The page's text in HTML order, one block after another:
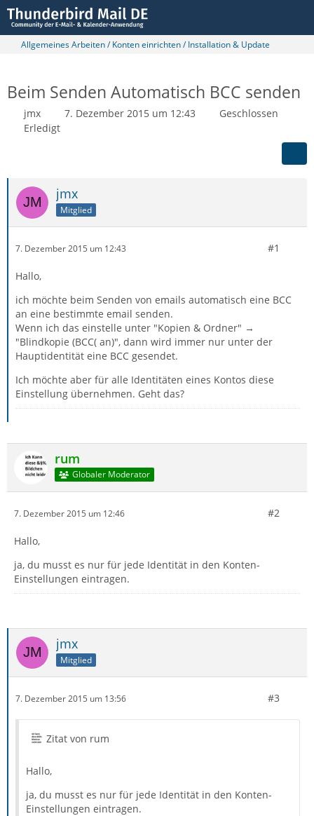
Allgemeines Arbeiten / Konten einrichten / Installation & Update
Beim Senden Automatisch BCC senden
jmx 7. Dezember 2015 um 12:43
Geschlossen
Erledigt
jmx
Mitglied
7. Dezember 2015 um 12:43 #1
Hallo,
ich möchte beim Senden von emails automatisch eine BCC
an eine bestimmte email senden.
Wenn ich das einstelle unter "Kopien & Ordner" →
"Blindkopie (BCC( an)", dann wird immer nur unter der
Hauptidentität eine BCC gesendet.
Ich möchte aber für alle Identitäten eines Kontos diese
Einstellung übernehmen. Geht das?
rum
Globaler Moderator
7. Dezember 2015 um 12:46 #2
Hallo,
ja, du musst es nur für jede Identität in den Konten-
Einstellungen eintragen.
jmx
Mitglied
7. Dezember 2015 um 13:56 #3
Zitat von rum
Hallo,
ja, du musst es nur für jede Identität in den Konten-
Einstellungen eintragen.